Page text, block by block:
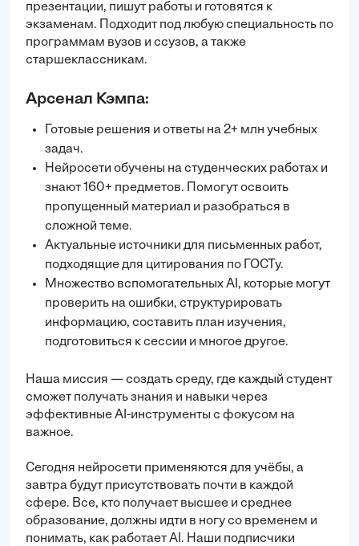
презентации, пишут работы и готовятся к
экзаменам. Подходит под любую специальность по
программам вузов и ссузов, а также
старшеклассникам.
Арсенал Кэмпа:
Готовые решения и ответы на 2+ млн учебных
задач.
Нейросети обучены на студенческих работах и
знают 160+ предметов. Помогут освоить
пропущенный материал и разобраться в
сложной теме.
Актуальные источники для письменных работ,
подходящие для цитирования по ГОСТу.
Множество вспомогательных AI, которые могут
проверить на ошибки, структурировать
информацию, составить план изучения,
подготовиться к сессии и многое другое.
Наша миссия — создать среду, где каждый студент
сможет получать знания и навыки через
эффективные AI-инструменты с фокусом на
важное.
Сегодня нейросети применяются для учёбы, а
завтра будут присутствовать почти в каждой
сфере. Все, кто получает высшее и среднее
образование, должны идти в ногу со временем и
понимать, как работает AI. Наши подписчики